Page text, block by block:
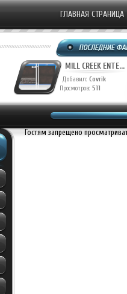
ГЛАВНАЯ СТРАНИЦА
MILL CREEK ENTE...
Добавил: Covrik
Просмотров: 511
Гостям запрещено